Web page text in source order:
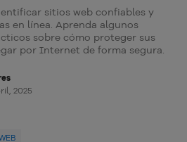
sitios web confiables y
en línea. Aprenda algunos
sobre cómo proteger sus
por Internet de forma segura.
2025